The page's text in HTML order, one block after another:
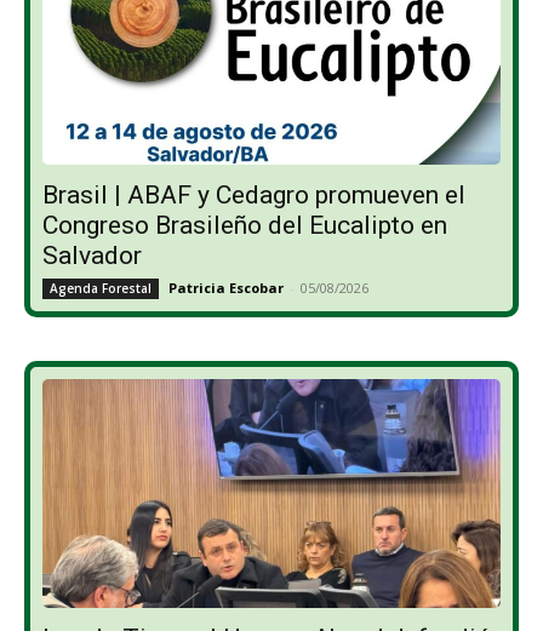
Brasil | ABAF y Cedagro promueven el
Congreso Brasileño del Eucalipto en
Salvador
Agenda Forestal Patricia Escobar - 05/08/2026